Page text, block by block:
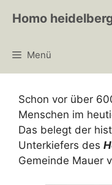
InhaltHomo
Menü
Schon vor über
Menschen im
Das belegt der
Unterkiefers des
Gemeinde Mauer